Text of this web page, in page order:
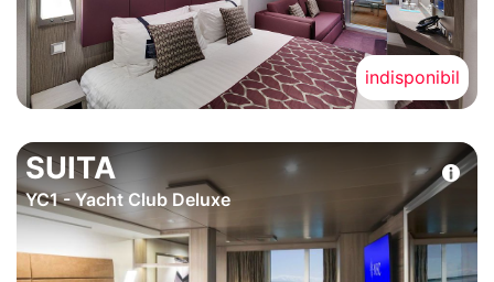
indisponibil
SUITA
YC1 - Yacht Club Deluxe